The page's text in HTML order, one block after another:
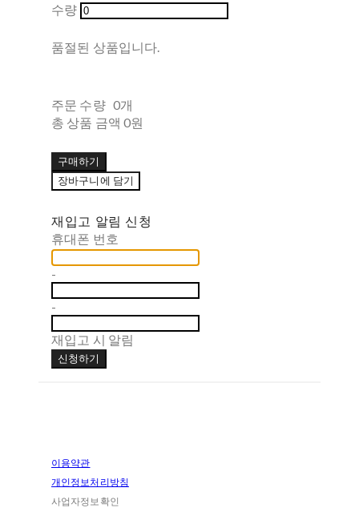
수량
품절된 상품입니다.
주문 수량 0개
총 상품 금액 0원
구매하기
장바구니에 담기
재입고 알림 신청
휴대폰 번호
-
-
재입고 시 알림
신청하기
이용약관
개인정보처리방침
사업자정보확인